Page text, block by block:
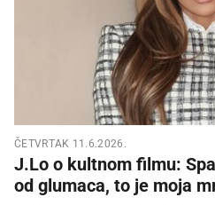
ČETVRTAK 11.6.2026.
J.Lo o kultnom filmu:
od glumaca, to je moja